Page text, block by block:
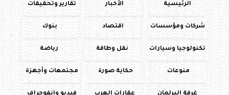
الرئيسية الأخبار تقارير وتحقيقات
شركات ومؤسسات اقتصاد بنوك
تكنولوجيا وسيارات نقل وطاقة رياضة
منوعات حكاية صورة مجتمعات وأجهزة